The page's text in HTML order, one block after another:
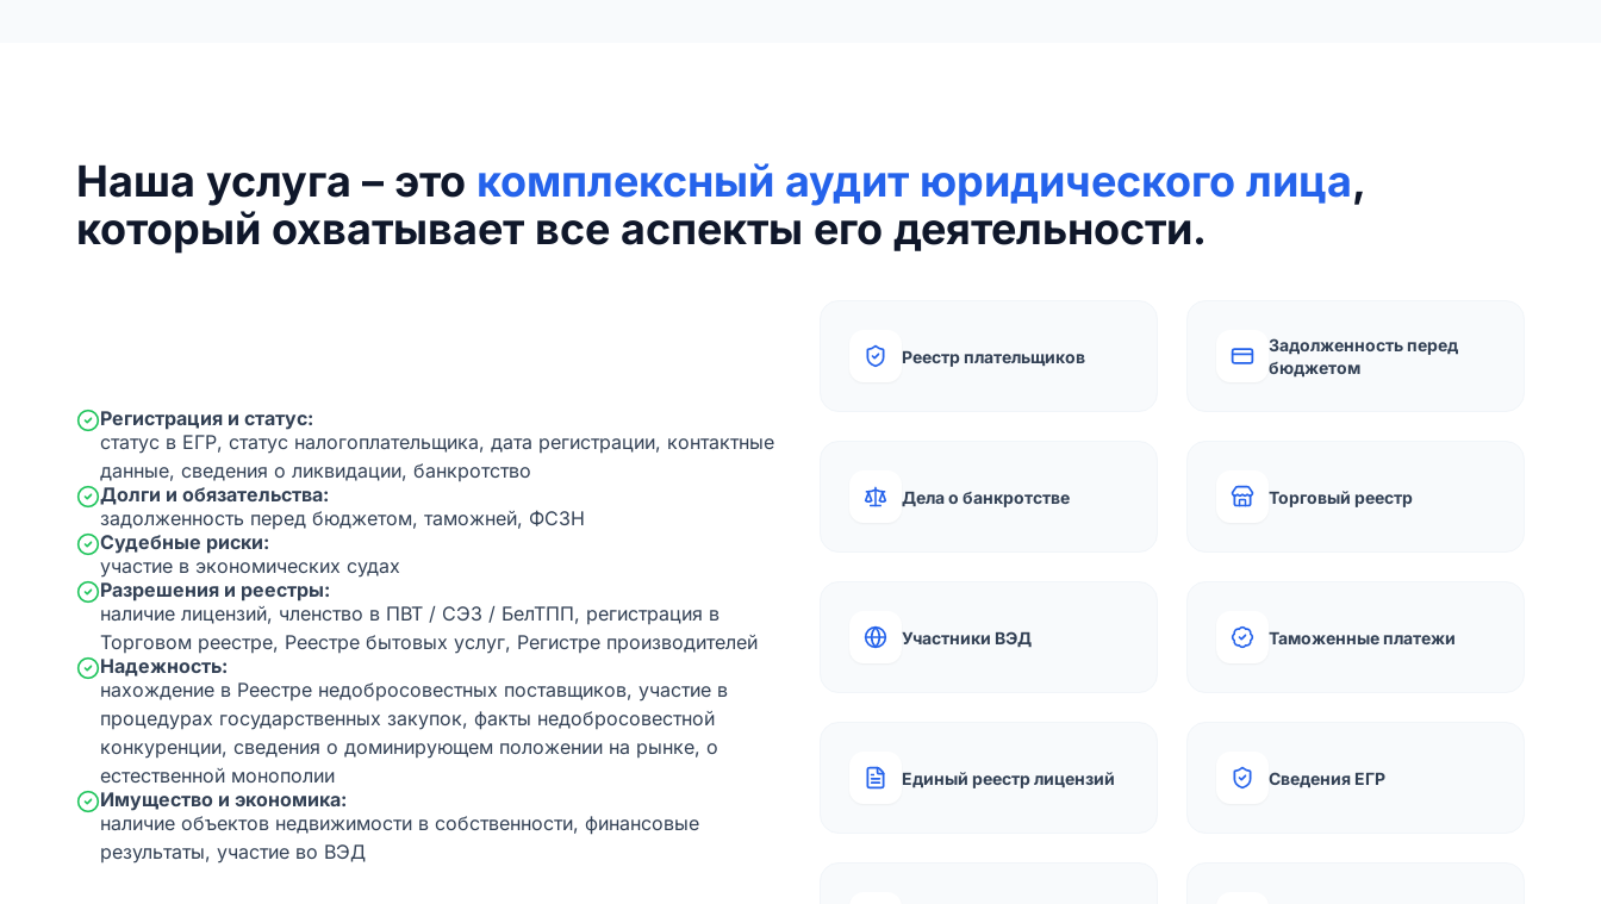
Наша услуга – это комплексный аудит юридического лица,
который охватывает все аспекты его деятельности.
Регистрация и статус:
статус в ЕГР, статус налогоплательщика, дата регистрации, контактные
данные, сведения о ликвидации, банкротство
Долги и обязательства:
задолженность перед бюджетом, таможней, ФСЗН
Судебные риски:
участие в экономических судах
Разрешения и реестры:
наличие лицензий, членство в ПВТ / СЭЗ / БелТПП, регистрация в
Торговом реестре, Реестре бытовых услуг, Регистре производителей
Надежность:
нахождение в Реестре недобросовестных поставщиков, участие в
процедурах государственных закупок, факты недобросовестной
конкуренции, сведения о доминирующем положении на рынке, о
естественной монополии
Имущество и экономика:
наличие объектов недвижимости в собственности, финансовые
результаты, участие во ВЭД
Реестр плательщиков
Задолженность перед
бюджетом
Дела о банкротстве Торговый реестр
Участники ВЭД Таможенные платежи
Единый реестр лицензий Сведения ЕГР